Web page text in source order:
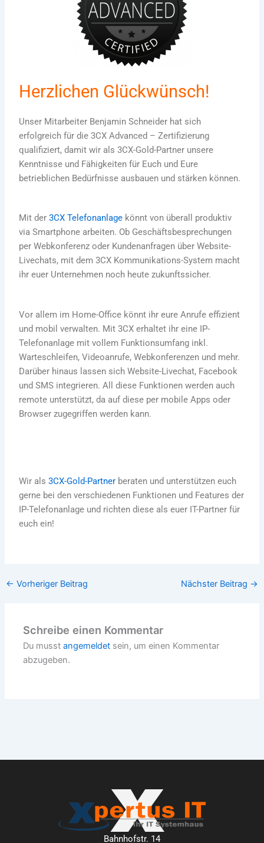
Herzlichen Glückwünsch!
Unser Mitarbeiter Benjamin Schneider hat sich
erfolgreich für die 3CX Advanced – Zertifizierung
qualifiziert, damit wir als 3CX-Gold-Partner unsere
Kenntnisse und Fähigkeiten für Euch und Eure
betrieblichen Bedürfnisse ausbauen und stärken können.
Mit der3CX Telefonanlage könnt von überall produktiv
via Smartphone arbeiten. Ob Geschäftsbesprechungen
per Webkonferenz oder Kundenanfragen über Website-
Livechats, mit dem 3CX Kommunikations-System macht
ihr euer Unternehmen noch heute zukunftssicher.
Vor allem im Home-Office könnt ihr eure Anrufe effizient
und mobil verwalten. Mit 3CX erhaltet ihr eine IP-
Telefonanlage mit vollem Funktionsumfang inkl.
Warteschleifen, Videoanrufe, Webkonferenzen und mehr.
Darüber hinaus lassen sich Website-Livechat, Facebook
und SMS integrieren. All diese Funktionen werden auch
remote unterstützt, da auf diese per mobile Apps oder
Browser zugegriffen werden kann.
Wir als3CX-Gold-Partner beraten und unterstützen euch
gerne bei den verschiedenen Funktionen und Features der
IP-Telefonanlage und richten diese als euer IT-Partner für
euch ein!
← Vorheriger Beitrag Nächster Beitrag →
Schreibe einen Kommentar
Du musstangemeldet sein, um einen Kommentar
abzugeben.
Bahnhofstr. 14